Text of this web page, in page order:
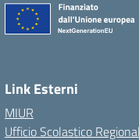
Link Esterni
MIUR
Ufficio Scolastico